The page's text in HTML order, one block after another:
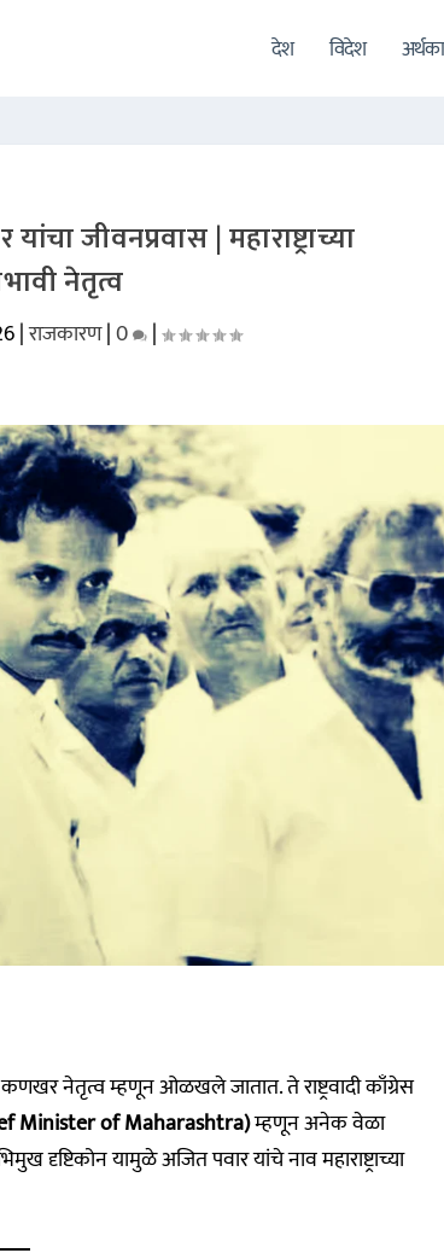
देश विदेश
जीवनप्रवास | महाराष्ट्राच्या
नेतृत्व
|राजकारण|0 |
कणखर नेतृत्व म्हणून ओळखले जातात. ते राष्ट्रवादी काँग्रेस
Minister of Maharashtra)म्हणून अनेक वेळा
दृष्टिकोन यामुळे अजित पवार यांचे नाव महाराष्ट्राच्या